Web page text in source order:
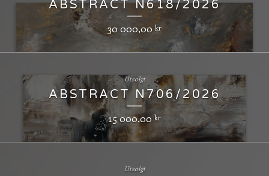
ABSTRACT N618/2026
30 000,00 kr
ABSTRACT N706/2026
15 000,00kr
Utsolgt
Utsolgt